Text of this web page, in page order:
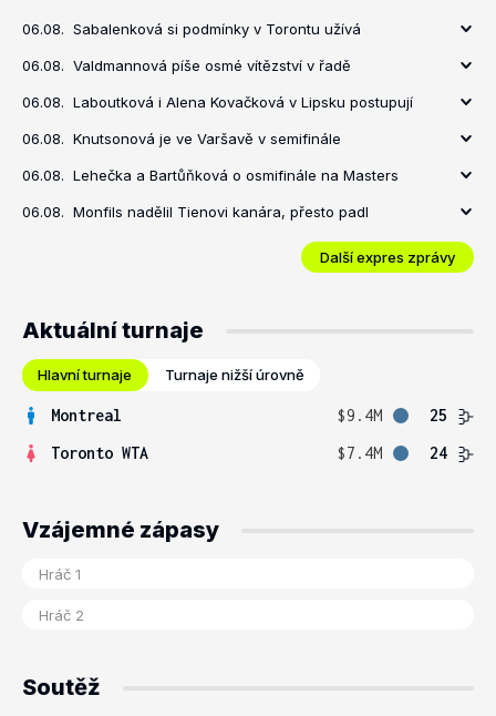
06.08. Sabalenková si podmínky v Torontu užívá
06.08. Valdmannová píše osmé vítězství v řadě
06.08. Laboutková i Alena Kovačková v Lipsku postupují
06.08. Knutsonová je ve Varšavě v semifinále
06.08. Lehečka a Bartůňková o osmifinále na Masters
06.08. Monfils nadělil Tienovi kanára, přesto padl
Další expres zprávy
Aktuální turnaje
Hlavní turnaje Turnaje nižší úrovně
Montreal $9.4M
25
Toronto WTA
$7.4M 24
Vzájemné zápasy
Soutěž